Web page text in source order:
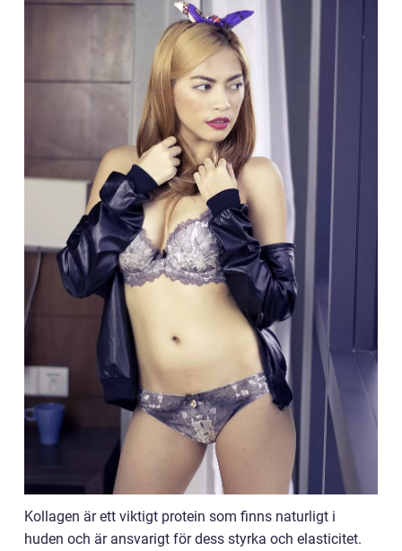
Kollagen är ett viktigt protein som finns naturligt i
huden och är ansvarigt för dess styrka och elasticitet.